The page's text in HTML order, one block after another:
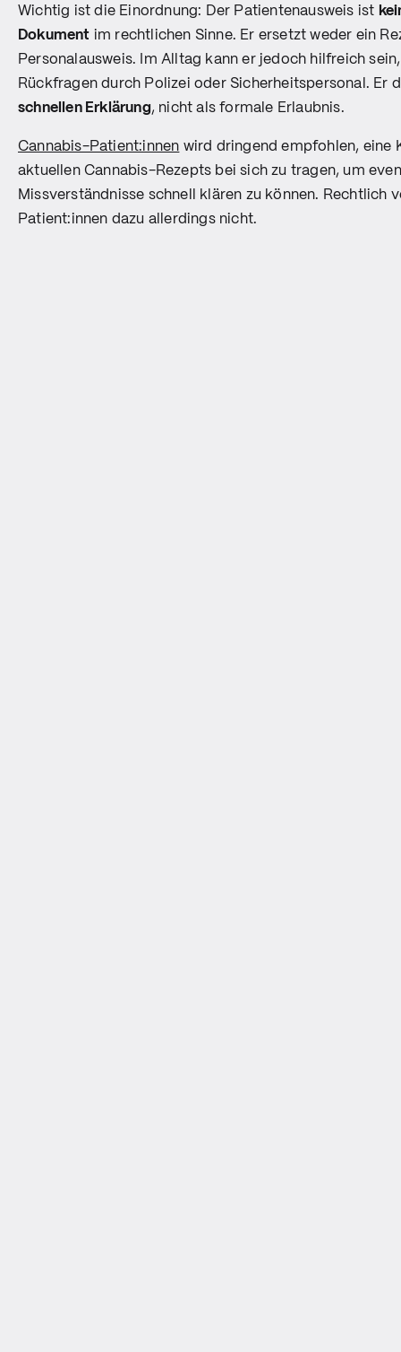
Wichtig ist die Einordnung: Der Patientenausweis ist
Dokument im rechtlichen Sinne. Er ersetzt weder ein
Personalausweis. Im Alltag kann er jedoch hilfreich
Rückfragen durch Polizei oder Sicherheitspersonal. Er
schnellen Erklärung, nicht als formale Erlaubnis.
Cannabis-Patient:innen wird dringend empfohlen, eine
aktuellen Cannabis-Rezepts bei sich zu tragen, um
Missverständnisse schnell klären zu können. Rechtlich
Patient:innen dazu allerdings nicht.